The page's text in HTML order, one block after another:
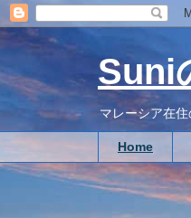
Suni
マレーシア在
Home